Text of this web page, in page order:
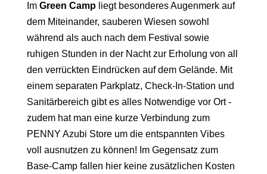
ImGreen Campliegt besonderes Augenmerk auf
dem Miteinander, sauberen Wiesen sowohl
während als auch nach dem Festival sowie
ruhigen Stunden in der Nacht zur Erholung von all
den verrückten Eindrücken auf dem Gelände. Mit
einem separaten Parkplatz, Check-In-Station und
Sanitärbereich gibt es alles Notwendige vor Ort -
zudem hat man eine kurze Verbindung zum
PENNY Azubi Store um die entspannten Vibes
voll ausnutzen zu können! Im Gegensatz zum
Base-Camp fallen hier keine zusätzlichen Kosten